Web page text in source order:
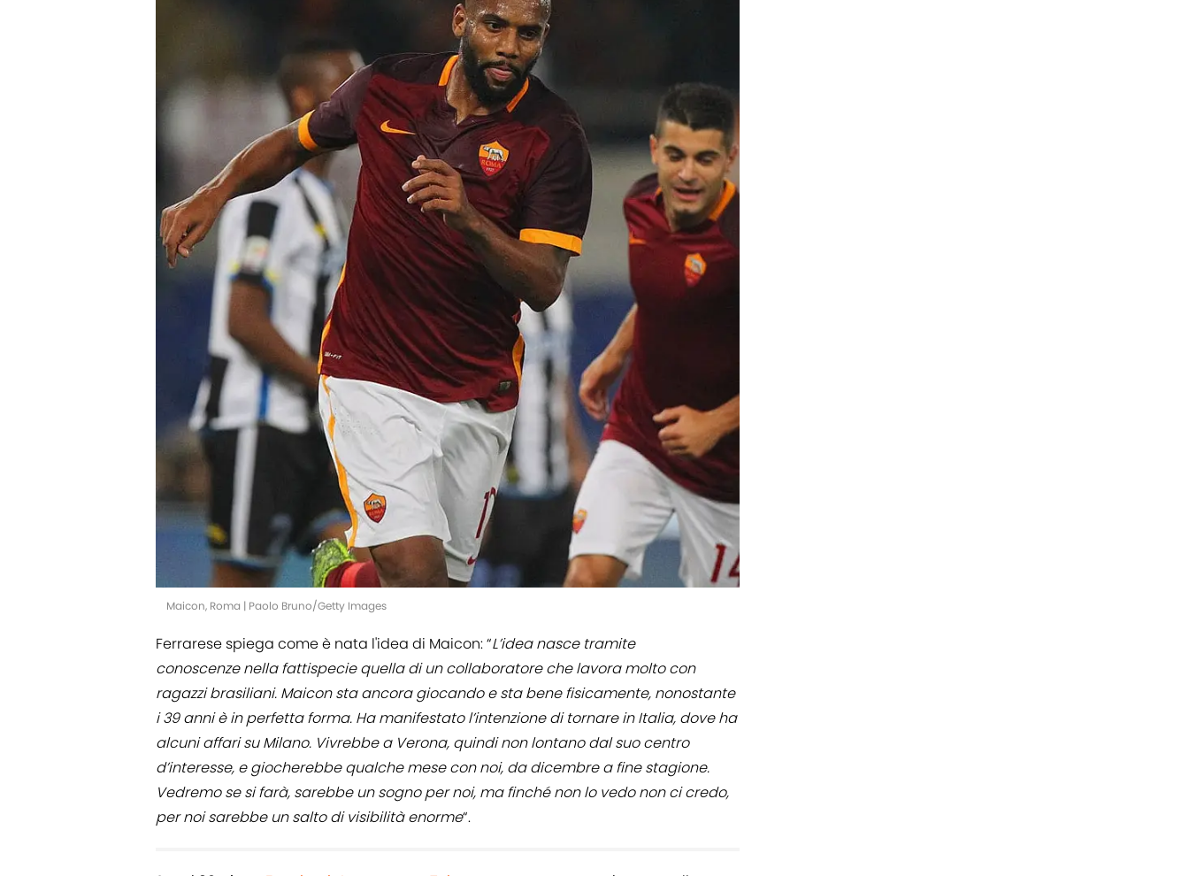
Maicon, Roma | Paolo Bruno/Getty Images
Ferrarese spiega come è nata l'idea di Maicon: “L’idea nasce tramite
conoscenze nella fattispecie quella di un collaboratore che lavora molto con
ragazzi brasiliani. Maicon sta ancora giocando e sta bene fisicamente, nonostante
i 39 anni è in perfetta forma. Ha manifestato l’intenzione di tornare in Italia, dove ha
alcuni affari su Milano. Vivrebbe a Verona, quindi non lontano dal suo centro
d’interesse, e giocherebbe qualche mese con noi, da dicembre a fine stagione.
Vedremo se si farà, sarebbe un sogno per noi, ma finché non lo vedo non ci credo,
per noi sarebbe un salto di visibilità enorme“.